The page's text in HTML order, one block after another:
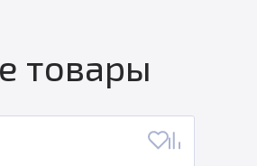
товары